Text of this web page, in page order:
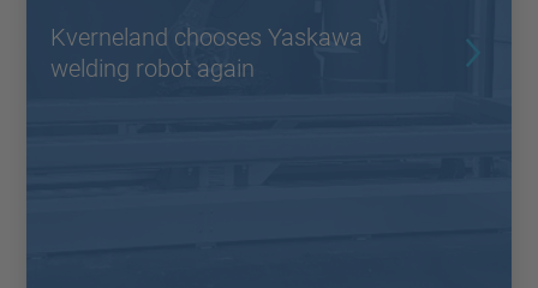
Kverneland chooses Yaskawa
welding robot again